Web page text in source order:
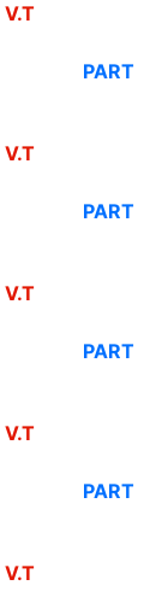
V.T
PART
V.T
PART
V.T
PART
V.T
PART
V.T